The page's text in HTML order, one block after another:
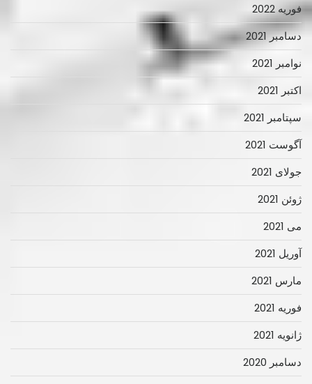
فوریه 2022
دسامبر 2021
نوامبر 2021
اکتبر 2021
سپتامبر 2021
آگوست 2021
جولای 2021
ژوئن 2021
می 2021
آوریل 2021
مارس 2021
فوریه 2021
ژانویه 2021
دسامبر 2020